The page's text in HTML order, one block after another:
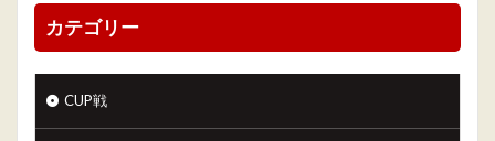
カテゴリー
CUP戦